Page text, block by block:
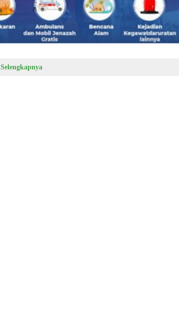
Selengkapnya